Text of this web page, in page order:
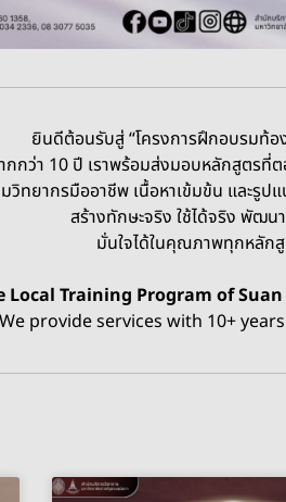
กอบรมท้องถิ่น สว
มส่งมอบหลักสูตรที่ตอบโจทย์
เข้มข้น และรูปแบบการเรี
จริง พัฒนาได้
พทุกหลักสูต
of Suan
10+ years of